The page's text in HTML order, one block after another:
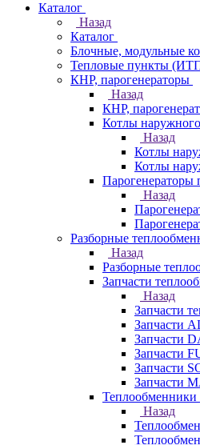
Каталог
Назад
Каталог
Блочные, модульные
Тепловые пункты
КНР, парогенераторы
Назад
КНР,
Котлы
Назад
Котлы
Котлы
Назад
Разборные
Назад
Разборные
Запчасти
Назад
Запчасти
Запчасти
Запчасти
Запчасти
Запчасти
Теплообменники
Назад